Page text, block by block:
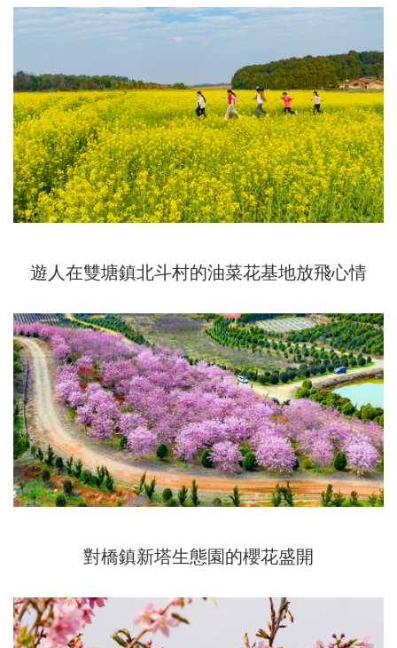
遊人在雙塘鎮北斗村的油菜花基地放飛心情
對橋鎮新塔生態園的櫻花盛開